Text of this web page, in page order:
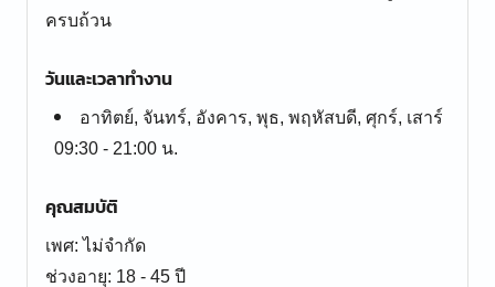
ครบถ้วน
วันและเวลาทำงาน
อาทิตย์, จันทร์, อังคาร, พุธ, พฤหัสบดี, ศุกร์, เสาร์
09:30 - 21:00 น.
คุณสมบัติ
เพศ: ไม่จำกัด
ช่วงอายุ: 18 - 45 ปี